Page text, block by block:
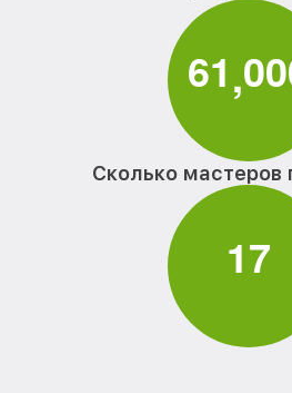
61,00
Сколько мастеров
17